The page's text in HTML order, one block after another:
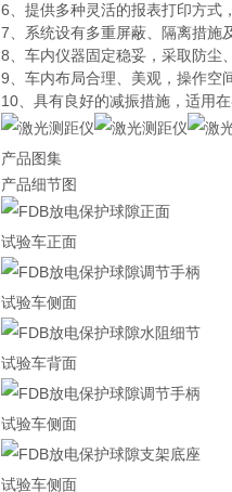
6、提供多种灵活的报表打印方式
7、系统设有多重屏蔽、隔离措施
8、车内仪器固定稳妥，采取防尘
9、车内布局合理、美观，操作空
10、具有良好的减振措施，适用
产品图集
产品细节图
试验车正面
试验车侧面
试验车背面
试验车侧面
试验车侧面